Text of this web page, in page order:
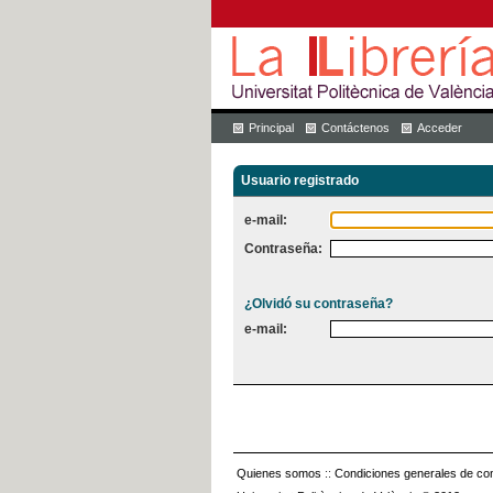
Principal Contáctenos Acceder
Usuario registrado
e-mail:
Contraseña:
¿Olvidó su contraseña?
e-mail:
Quienes somos :: Condiciones generales de